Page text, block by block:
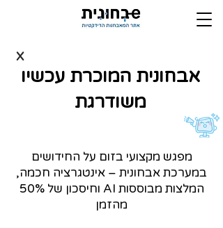
X
אבחונית המוכרת עכשיו
משודרגת
מפגש מקצועי בזום על החידושים
במערכת אבחונית – אינטגרציה חכמה,
המלצות מבוססות AI וחיסכון של 50%
מהזמן